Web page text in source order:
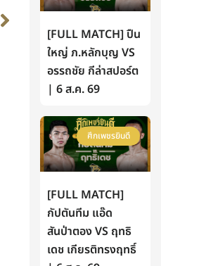
Next [FULL MATCH] ปืน
ใหญ่ ภ.หลักบุญ VS
อรรถชัย กีล่าสปอร์ต
| 6 ส.ค. 69
ศึกเพชรยินดี
[FULL MATCH]
กัปตันทีม แอ๊ด
สันป่าตอง VS ฤทธิ
เดช เกียรติทรงฤทธิ์